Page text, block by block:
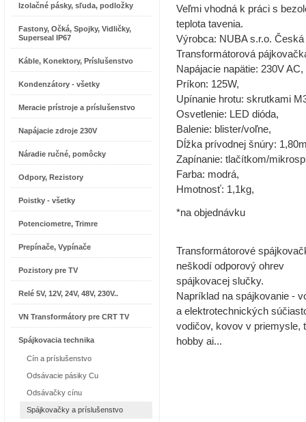
Izolačné pásky, sľuda, podložky
Fastony, Očká, Spojky, Vidličky,
Superseal IP67
Káble, Konektory, Príslušenstvo
Kondenzátory - všetky
Meracie prístroje a príslušenstvo
Napájacie zdroje 230V
Náradie ručné, pomôcky
Odpory, Rezistory
Poistky - všetky
Potenciometre, Trimre
Prepínače, Vypínače
Pozistory pre TV
Relé 5V, 12V, 24V, 48V, 230V..
VN Transformátory pre CRT TV
Spájkovacia technika
Cín a príslušenstvo
Odsávacie pásiky Cu
Odsávačky cínu
Spájkovačky a príslušenstvo
Veľmi vhodná k práci s
teplota tavenia.
Výrobca: NUBA s.r.o.
Transformátorová
Napájacie napätie: 230V AC,
Príkon: 125W,
Upínanie hrotu: skrutkami
Osvetlenie: LED dióda,
Balenie: blister/voľne,
Dĺžka prívodnej šnúry:
Zapínanie: tlačítkom/
Farba: modrá,
Hmotnosť: 1,1kg,
*na objednávku
Transformátorové
neškodí odporový ohrev
spájkovacej slučky.
Napríklad na spájkovanie -
a elektrotechnických
vodičov, kovov v priemysle,
hobby ai...